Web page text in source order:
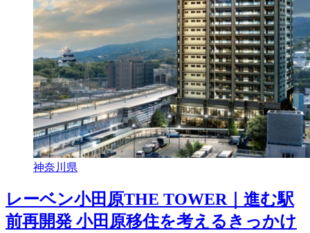
神奈川県
レーベン小田原THE TOWER｜進む駅
前再開発 小田原移住を考えるきっかけ